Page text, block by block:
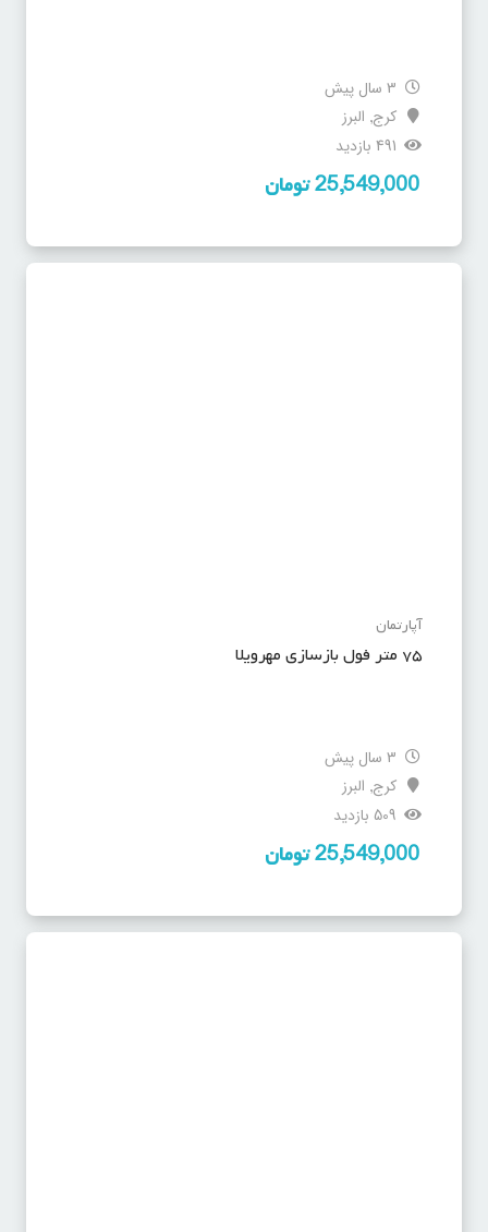
3 سال پیش
کرج,البرز
491 بازدید
25,549,000 تومان
آپارتمان
۷۵ متر فول بازسازی مهرویلا
3 سال پیش
کرج,البرز
509 بازدید
25,549,000 تومان